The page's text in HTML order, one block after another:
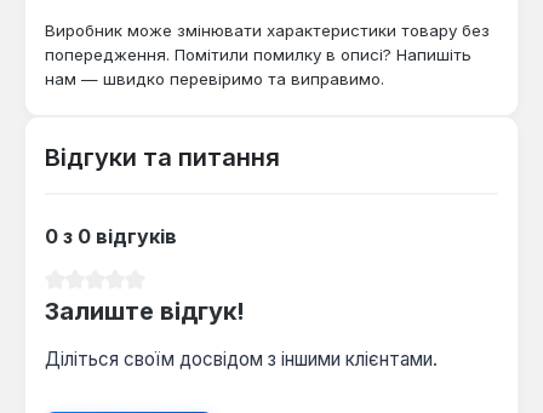
Виробник може змінювати характеристики товару без
попередження. Помітили помилку в описі? Напишіть
нам — швидко перевіримо та виправимо.
Відгуки та питання
0 з 0 відгуків
Залиште відгук!
Діліться своїм досвідом з іншими клієнтами.